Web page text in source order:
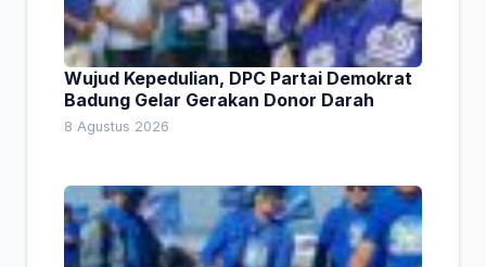
Wujud Kepedulian, DPC Partai Demokrat
Badung Gelar Gerakan Donor Darah
8 Agustus 2026